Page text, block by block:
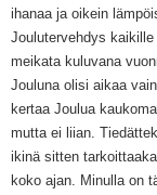
ihanaa ja oikein
Joulutervehdys
meikata kuluvana
Jouluna olisi aikaa
kertaa Joulua
mutta ei liian.
ikinä sitten
koko ajan. Minulla on